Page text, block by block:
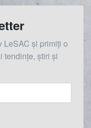
LeSAC și primiți o
tendințe, știri și